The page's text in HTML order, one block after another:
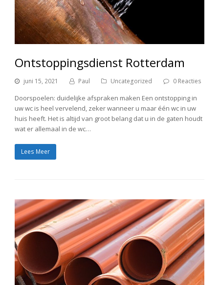
Ontstoppingsdienst Rotterdam
juni 15, 2021 Paul Uncategorized 0 Reacties
Doorspoelen: duidelijke afspraken maken Een ontstopping in
uw wc is heel vervelend, zeker wanneer u maar één wc in uw
huis heeft. Het is altijd van groot belang dat u in de gaten houdt
wat er allemaal in de wc…
Lees Meer